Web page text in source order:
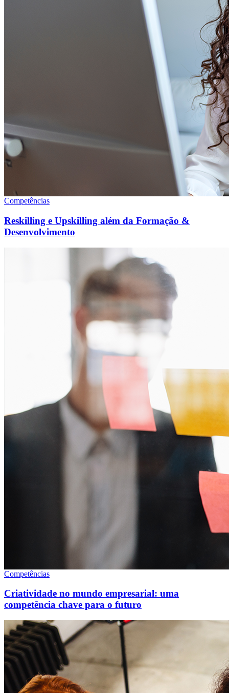
Competências
Reskilling e Upskilling além da Formação &
Desenvolvimento
Competências
Criatividade no mundo empresarial: uma
competência chave para o futuro